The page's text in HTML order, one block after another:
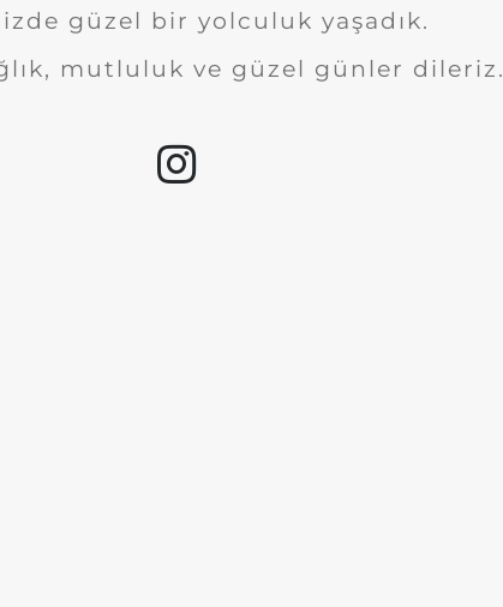
güzel bir yolculuk yaşadık.
mutluluk ve güzel günler dileriz.